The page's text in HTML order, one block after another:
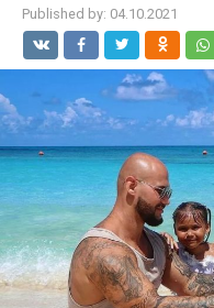
Published by: 04.10.2021